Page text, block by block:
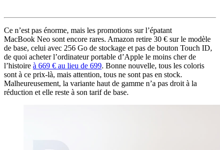
Ce n’est pas énorme, mais les promotions sur l’épatant
MacBook Neo sont encore rares. Amazon retire 30 € sur le modèle
de base, celui avec 256 Go de stockage et pas de bouton Touch ID,
de quoi acheter l’ordinateur portable d’Apple le moins cher de
l’histoire à 669 € au lieu de 699. Bonne nouvelle, tous les coloris
sont à ce prix-là, mais attention, tous ne sont pas en stock.
Malheureusement, la variante haut de gamme n’a pas droit à la
réduction et elle reste à son tarif de base.